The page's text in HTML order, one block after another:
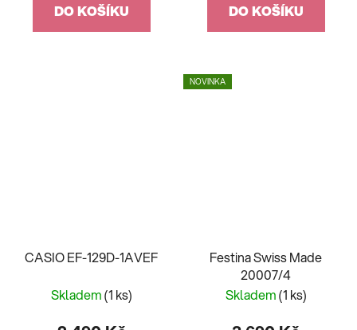
DO KOŠÍKU DO KOŠÍKU
CASIO EF-129D-1AVEF
Skladem(1 ks)
NOVINKA
Festina Swiss Made
20007/4
Skladem(1 ks)